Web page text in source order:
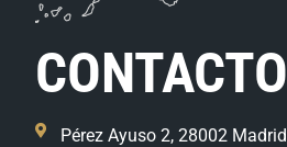
CONTACTO
Pérez Ayuso 2, 28002 Madrid